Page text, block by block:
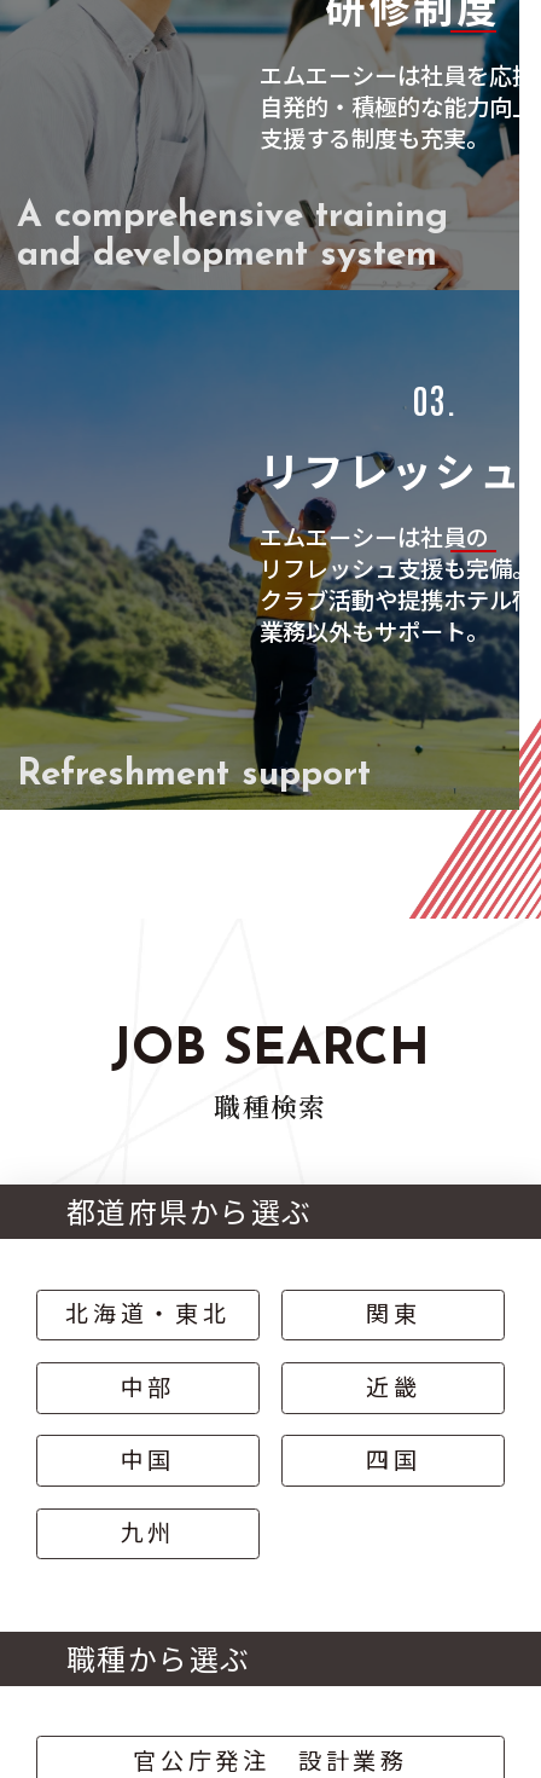
エムエーシーは社員を応
自発的・積極的な能力向
支援する制度も充実。
A comprehensive training
and development system
03.
リフレッシュ
エムエーシーは社員の
リフレッシュ支援も完備。
クラブ活動や提携ホテル
業務以外もサポート。
Refreshment support
JOB SEARCH
職種検索
都道府県から選ぶ
北海道・東北 関東
中部 近畿
中国 四国
九州
職種から選ぶ
官公庁発注 設計業務